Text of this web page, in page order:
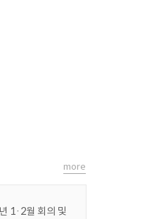
1·2월 회의 및
more